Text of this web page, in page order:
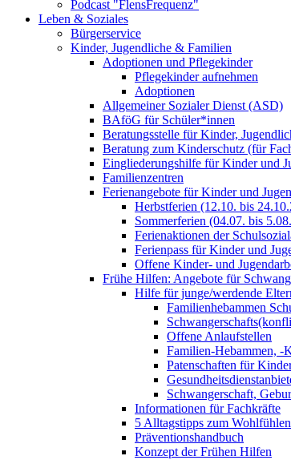
Podcast "FlensFrequenz"
Leben & Soziales
Bürgerservice
Kinder, Jugendliche & Familien
Adoptionen und Pflegekinder
Pflegekinder aufnehmen
Adoptionen
Allgemeiner Sozialer Dienst (ASD)
BAföG für Schüler*innen
Beratungsstelle für Kinder,
Beratung zum Kinderschutz (für
Eingliederungshilfe für Kinder und
Familienzentren
Ferienangebote für Kinder und
Herbstferien (12.10. bis
Sommerferien (04.07. bis
Ferienaktionen der
Ferienpass für Kinder und
Offene Kinder- und
Frühe Hilfen: Angebote für
Hilfe für junge/werdende
Familienhebammen
Offene Anlaufstellen
Familien-Hebammen, -
Patenschaften für
Schwangerschaft,
Informationen für Fachkräfte
5 Alltagstipps zum
Präventionshandbuch
Konzept der Frühen Hilfen